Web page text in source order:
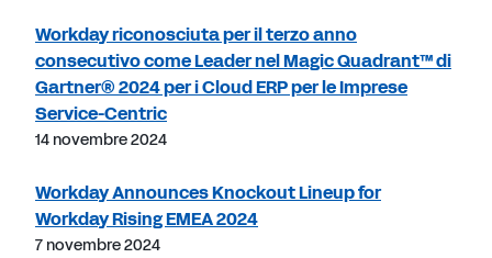
Workday riconosciuta per il terzo anno
consecutivo come Leader nel Magic Quadrant™ di
Gartner® 2024 per i Cloud ERP per le Imprese
Service-Centric
14 novembre 2024
Workday Announces Knockout Lineup for
Workday Rising EMEA 2024
7 novembre 2024